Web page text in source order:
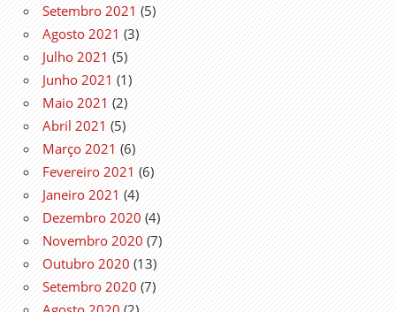
Setembro 2021 (5)
Agosto 2021 (3)
Julho 2021 (5)
Junho 2021 (1)
Maio 2021 (2)
Abril 2021 (5)
Março 2021 (6)
Fevereiro 2021 (6)
Janeiro 2021 (4)
Dezembro 2020 (4)
Novembro 2020 (7)
Outubro 2020 (13)
Setembro 2020 (7)